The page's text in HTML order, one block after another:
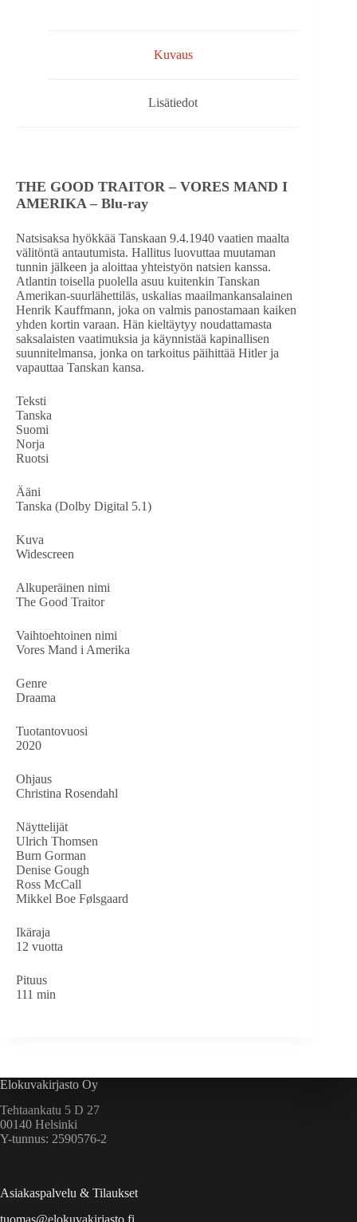
Kuvaus
Lisätiedot
THE GOOD TRAITOR – VORES MAND I
AMERIKA – Blu-ray
Natsisaksa hyökkää Tanskaan 9.4.1940 vaatien maalta
välitöntä antautumista. Hallitus luovuttaa muutaman
tunnin jälkeen ja aloittaa yhteistyön natsien kanssa.
Atlantin toisella puolella asuu kuitenkin Tanskan
Amerikan-suurlähettiläs, uskalias maailmankansalainen
Henrik Kauffmann, joka on valmis panostamaan kaiken
yhden kortin varaan. Hän kieltäytyy noudattamasta
saksalaisten vaatimuksia ja käynnistää kapinallisen
suunnitelmansa, jonka on tarkoitus päihittää Hitler ja
vapauttaa Tanskan kansa.
Teksti
Tanska
Suomi
Norja
Ruotsi
Ääni
Tanska (Dolby Digital 5.1)
Kuva
Widescreen
Alkuperäinen nimi
The Good Traitor
Vaihtoehtoinen nimi
Vores Mand i Amerika
Genre
Draama
Tuotantovuosi
2020
Ohjaus
Christina Rosendahl
Näyttelijät
Ulrich Thomsen
Burn Gorman
Denise Gough
Ross McCall
Mikkel Boe Følsgaard
Ikäraja
12 vuotta
Pituus
111 min
Elokuvakirjasto Oy
Tehtaankatu 5 D 27
00140 Helsinki
Y-tunnus: 2590576-2
Asiakaspalvelu & Tilaukset